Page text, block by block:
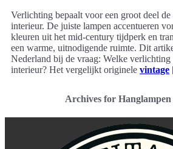
Verlichting bepaalt voor een groot deel
interieur. De juiste lampen accentueren
kleuren uit het mid-century tijdperk en
een warme, uitnodigende ruimte. Dit
Nederland bij de vraag: Welke verlichting
interieur? Het vergelijkt originele vintage
Archives for